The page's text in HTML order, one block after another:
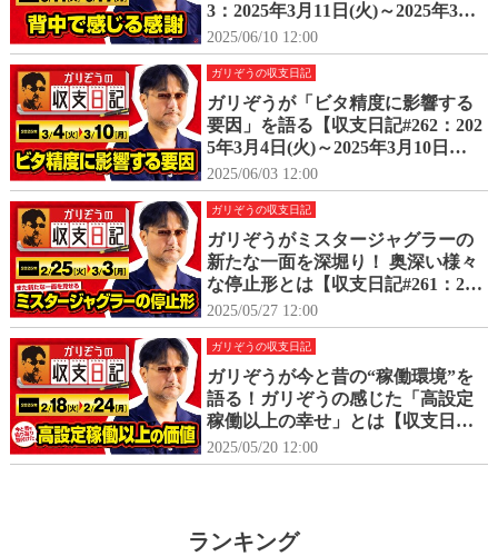
3：2025年3月11日(火)～2025年3月
17日(月)】
2025/06/10 12:00
ガリぞうの収支日記
ガリぞうが「ビタ精度に影響する
要因」を語る【収支日記#262：202
5年3月4日(火)～2025年3月10日
(月)】
2025/06/03 12:00
ガリぞうの収支日記
ガリぞうがミスタージャグラーの
新たな一面を深堀り！ 奥深い様々
な停止形とは【収支日記#261：202
5年2月25日(火)～2025年3月3日
(月)】
2025/05/27 12:00
ガリぞうの収支日記
ガリぞうが今と昔の“稼働環境”を
語る！ガリぞうの感じた「高設定
稼働以上の幸せ」とは【収支日記#
260：2025年2月18日(火)～2025年2
月24日(月)】
2025/05/20 12:00
ランキング